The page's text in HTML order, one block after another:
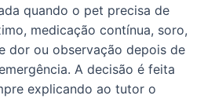
quando o pet precisa de
medicação contínua, soro,
dor ou observação depois de
A decisão é feita
explicando ao tutor o